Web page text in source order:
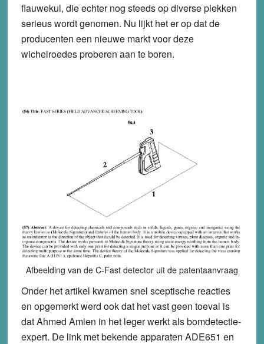
flauwekul, die echter nog steeds op diverse plekken
serieus wordt genomen. Nu lijkt het er op dat de
producenten een nieuwe markt voor deze
wichelroedes proberen aan te boren.
Afbeelding van de C-Fast detector uit de patentaanvraag
Onder het artikel kwamen snel sceptische reacties
en opgemerkt werd ook dat het vast geen toeval is
dat Ahmed Amien in het leger werkt als bomdetectie-
expert. De link met bekende apparaten ADE651 en